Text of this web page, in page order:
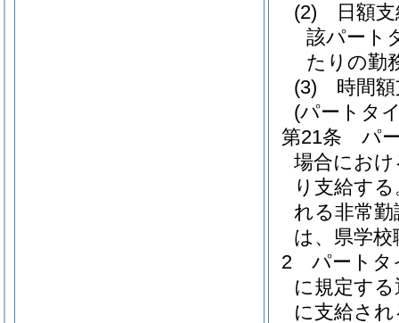
(2)
日額
該パート
たりの勤
(3)
時間
(パートタ
第21条
パ
場合にお
り支給する
れる非常勤
は、県学
2
パートタ
に規定す
に支給さ